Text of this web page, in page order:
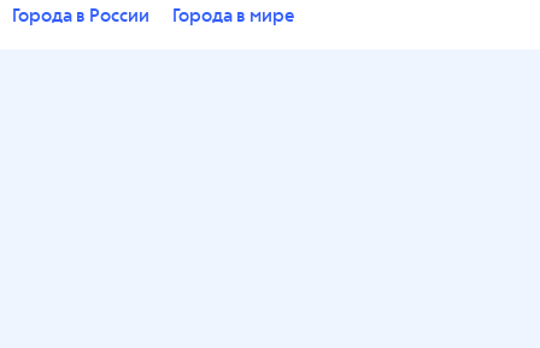
Города в России Города в мире